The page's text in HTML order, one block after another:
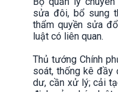
sửa đôi, bổ sung
thẩm quyền sửa
luật có liên quan.
Thủ tướng Chính
soát, thống kê đầy
dư, cần xử lý; cải